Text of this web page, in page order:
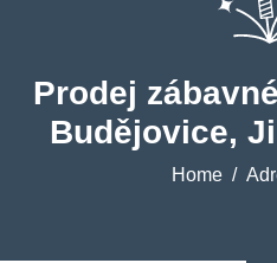
Prodej
Budějovice,
Home